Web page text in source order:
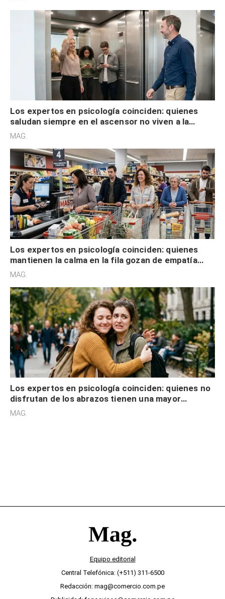
Los expertos en psicología coinciden: quienes
saludan siempre en el ascensor no viven a la
defensiva y tienen apertura social
MAG.
Los expertos en psicología coinciden: quienes
mantienen la calma en la fila gozan de empatía
cognitiva, gratitud y no solo tienen autocontrol
MAG.
Los expertos en psicología coinciden: quienes no
disfrutan de los abrazos tienen una mayor
sensibilidad a los estímulos físicos y no es por
MAG.
Equipo editorial
Central Telefónica: (+511) 311-6500
Redacción: mag@comercio.com.pe